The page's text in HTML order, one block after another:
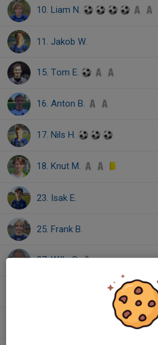
10. Liam N.
11. Jakob W.
15. Tom E.
16. Anton B.
17. Nils H.
18. Knut M.
23. Isak E.
25. Frank B.
27. Wille G.